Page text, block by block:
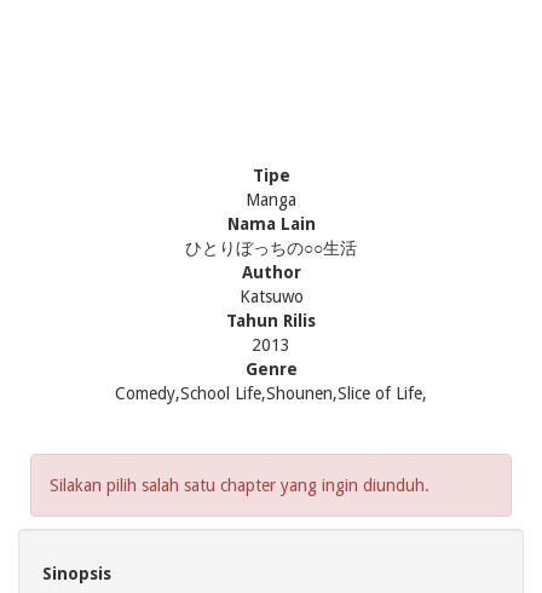
Tipe
Manga
Nama Lain
ひとりぼっちの○○生活
Author
Katsuwo
Tahun Rilis
2013
Genre
Comedy,School Life,Shounen,Slice of Life,
Silakan pilih salah satu chapter yang ingin diunduh.
Sinopsis